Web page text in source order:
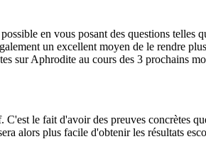
en vous posant des questions telles
un excellent moyen de le rendre
sur Aphrodite au cours des 3 prochains
le fait d'avoir des preuves concrètes
alors plus facile d'obtenir les résultats